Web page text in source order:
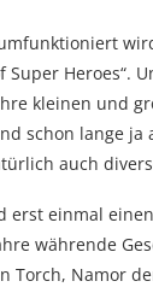
Heroes“.
kleinen und
schon lange ja
auch
erst einmal
währende
Torch, Namor